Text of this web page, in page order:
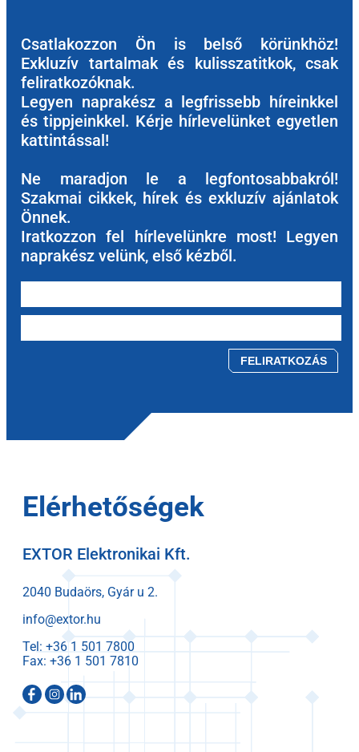
Csatlakozzon Ön is belső körünkhöz!
Exkluzív tartalmak és kulisszatitkok, csak
feliratkozóknak.
Legyen naprakész a legfrissebb híreinkkel
és tippjeinkkel. Kérje hírlevelünket egyetlen
kattintással!
Ne maradjon le a legfontosabbakról!
Szakmai cikkek, hírek és exkluzív ajánlatok
Önnek.
Iratkozzon fel hírlevelünkre most! Legyen
naprakész velünk, első kézből.
Elérhetőségek
EXTOR Elektronikai Kft.
2040 Budaörs, Gyár u 2.
info@extor.hu
Tel:
Fax: